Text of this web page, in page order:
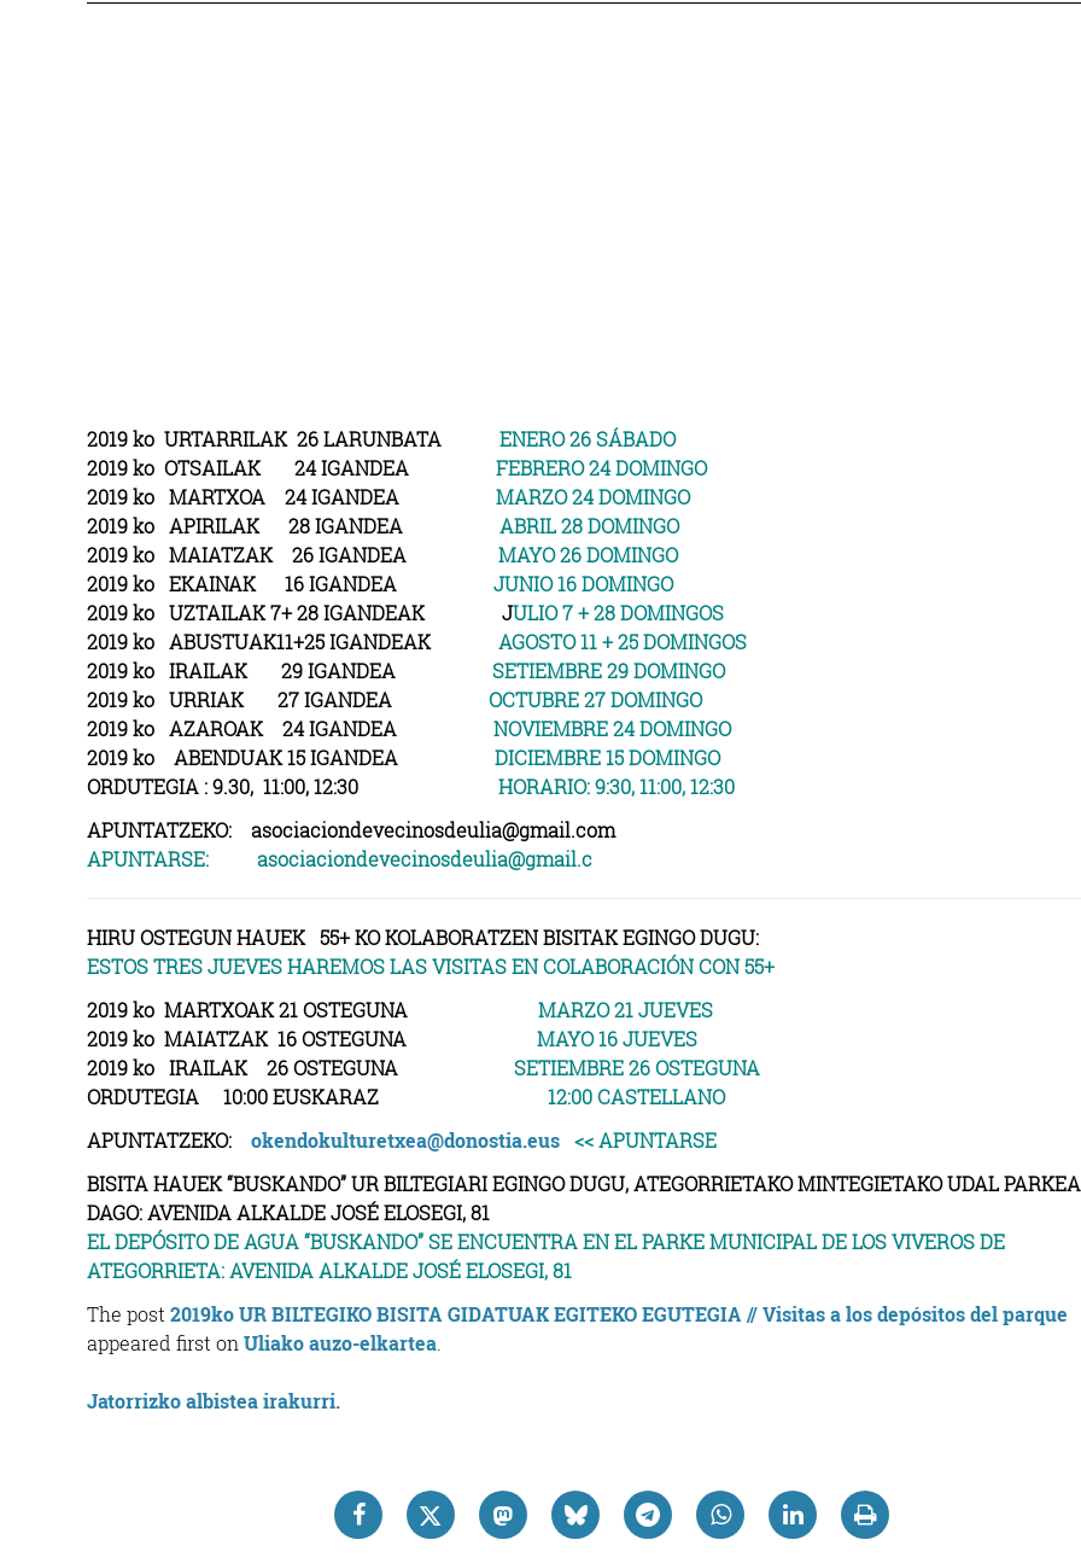
2019 ko URTARRILAK 26 LARUNBATA ENERO 26 SÁBADO
2019 ko OTSAILAK 24 IGANDEA FEBRERO 24 DOMINGO
2019 ko MARTXOA 24 IGANDEA MARZO 24 DOMINGO
2019 ko APIRILAK 28 IGANDEA
ABRIL 28 DOMINGO
2019 ko MAIATZAK 26 IGANDEA MAYO 26 DOMINGO
2019 ko EKAINAK 16 IGANDEA JUNIO 16 DOMINGO
2019 ko UZTAILAK 7+ 28 IGANDEAK JULIO 7 + 28 DOMINGOS
2019 ko ABUSTUAK11+25 IGANDEAK AGOSTO 11 + 25 DOMINGOS
2019 ko IRAILAK 29 IGANDEA SETIEMBRE 29 DOMINGO
2019 ko URRIAK 27 IGANDEA OCTUBRE 27 DOMINGO
2019 ko AZAROAK 24 IGANDEA NOVIEMBRE 24 DOMINGO
2019 ko ABENDUAK 15 IGANDEA DICIEMBRE 15 DOMINGO
ORDUTEGIA : 9.30, 11:00, 12:30 HORARIO: 9:30, 11:00, 12:30
APUNTATZEKO: asociaciondevecinosdeulia@gmail.com
APUNTARSE: asociaciondevecinosdeulia@gmail.c
HIRU OSTEGUN HAUEK 55+ KO KOLABORATZEN BISITAK EGINGO DUGU:
ESTOS TRES JUEVES HAREMOS LAS VISITAS EN COLABORACIÓN CON 55+
2019 ko MARTXOAK 21 OSTEGUNA
MARZO 21 JUEVES
2019 ko MAIATZAK 16 OSTEGUNA MAYO 16 JUEVES
2019 ko IRAILAK 26 OSTEGUNA SETIEMBRE 26 OSTEGUNA
ORDUTEGIA 10:00 EUSKARAZ
12:00 CASTELLANO
APUNTATZEKO: okendokulturetxea@donostia.eus << APUNTARSE
BISITA HAUEK “BUSKANDO” UR BILTEGIARI EGINGO DUGU, ATEGORRIETAKO MINTEGIETAKO UDAL
DAGO:AVENIDA ALKALDE JOSÉ ELOSEGI, 81
EL DEPÓSITO DE AGUA “BUSKANDO” SE ENCUENTRA EN EL PARKE MUNICIPAL DE LOS VIVEROS DE
ATEGORRIETA: AVENIDA ALKALDE JOSÉ ELOSEGI, 81
The post 2019ko UR BILTEGIKO BISITA GIDATUAK EGITEKO EGUTEGIA // Visitas a los depósitos del parque
appeared first on Uliako auzo-elkartea
Jatorrizko albistea irakurri.